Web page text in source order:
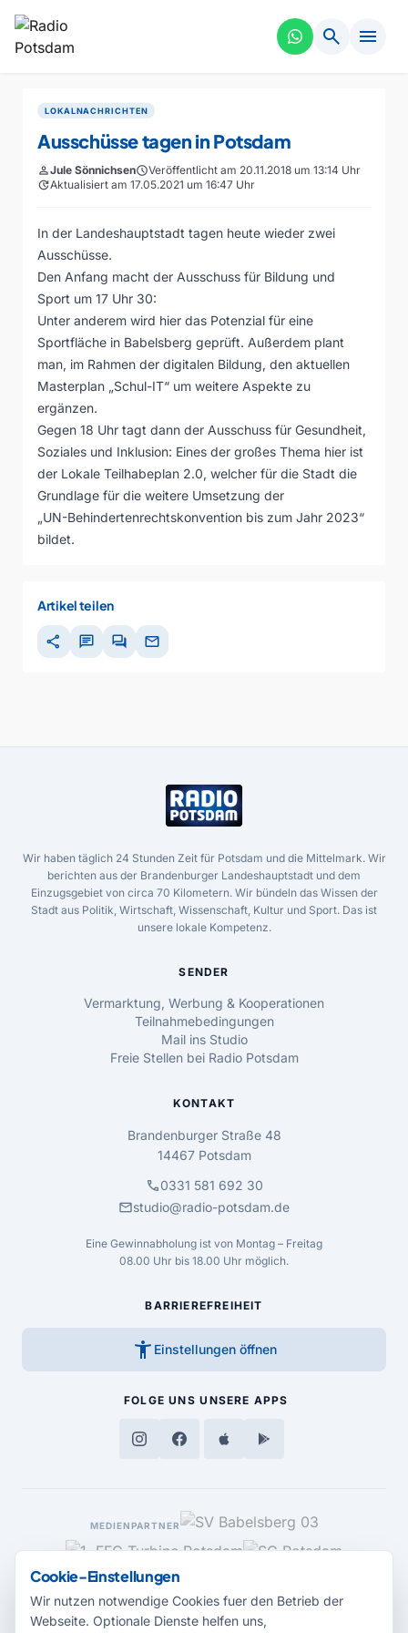
search menu
LOKALNACHRICHTEN
Ausschüsse tagen in Potsdam
personJule SönnichsenscheduleVeröffentlicht am 20.11.2018 um 13:14 Uhr
updateAktualisiert am 17.05.2021 um 16:47 Uhr
In der Landeshauptstadt tagen heute wieder zwei
Ausschüsse.
Den Anfang macht der Ausschuss für Bildung und
Sport um 17 Uhr 30:
Unter anderem wird hier das Potenzial für eine
Sportfläche in Babelsberg geprüft. Außerdem plant
man, im Rahmen der digitalen Bildung, den aktuellen
Masterplan „Schul-IT“ um weitere Aspekte zu
ergänzen.
Gegen 18 Uhr tagt dann der Ausschuss für Gesundheit,
Soziales und Inklusion: Eines der großes Thema hier ist
der Lokale Teilhabeplan 2.0, welcher für die Stadt die
Grundlage für die weitere Umsetzung der
„UN-Behindertenrechtskonvention bis zum Jahr 2023“
bildet.
Artikel teilen
share chat forum mail
Wir haben täglich 24 Stunden Zeit für Potsdam und die Mittelmark. Wir
berichten aus der Brandenburger Landeshauptstadt und dem
Einzugsgebiet von circa 70 Kilometern. Wir bündeln das Wissen der
Stadt aus Politik, Wirtschaft, Wissenschaft, Kultur und Sport. Das ist
unsere lokale Kompetenz.
SENDER
Vermarktung, Werbung & Kooperationen
Teilnahmebedingungen
Mail ins Studio
Freie Stellen bei Radio Potsdam
KONTAKT
Brandenburger Straße 48
14467 Potsdam
call0331 581 692 30
mailstudio@radio-potsdam.de
Eine Gewinnabholung ist von Montag – Freitag
08.00 Uhr bis 18.00 Uhr möglich.
BARRIEREFREIHEIT
accessibility_new Einstellungen öffnen
FOLGE UNS UNSERE APPS
MEDIENPARTNER
Cookie-Einstellungen
Wir nutzen notwendige Cookies fuer den Betrieb der
Webseite. Optionale Dienste helfen uns,